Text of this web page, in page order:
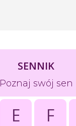
SENNIK
Poznaj swój sen
E F